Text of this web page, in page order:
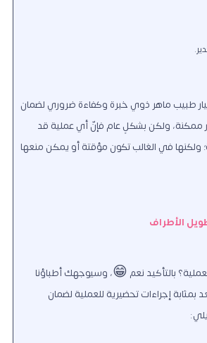
طبيب ماهر ذوي خبرة وكفاءة ضروري لضمان
ممكنة، ولكن بشكلٍ عام فإنّ أي عملية قد
ولكنها في الغالب تكون مؤقتة أو يمكن منعها
الأطراف
بالتأكيد نعم 😁، وسيوجهك أطباؤنا
بمثابة إجراءات تحضيرية للعملية لضمان